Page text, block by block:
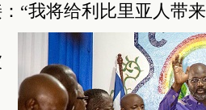
“我将给利比里亚人带